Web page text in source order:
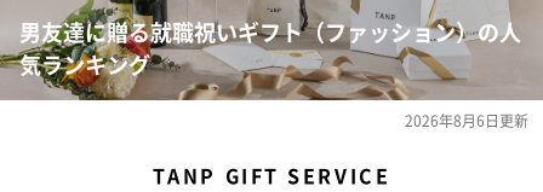
男友達に贈る就職祝いギフト（ファッション）の人
気ランキング
2026年8月6日更新
TANP GIFT SERVICE